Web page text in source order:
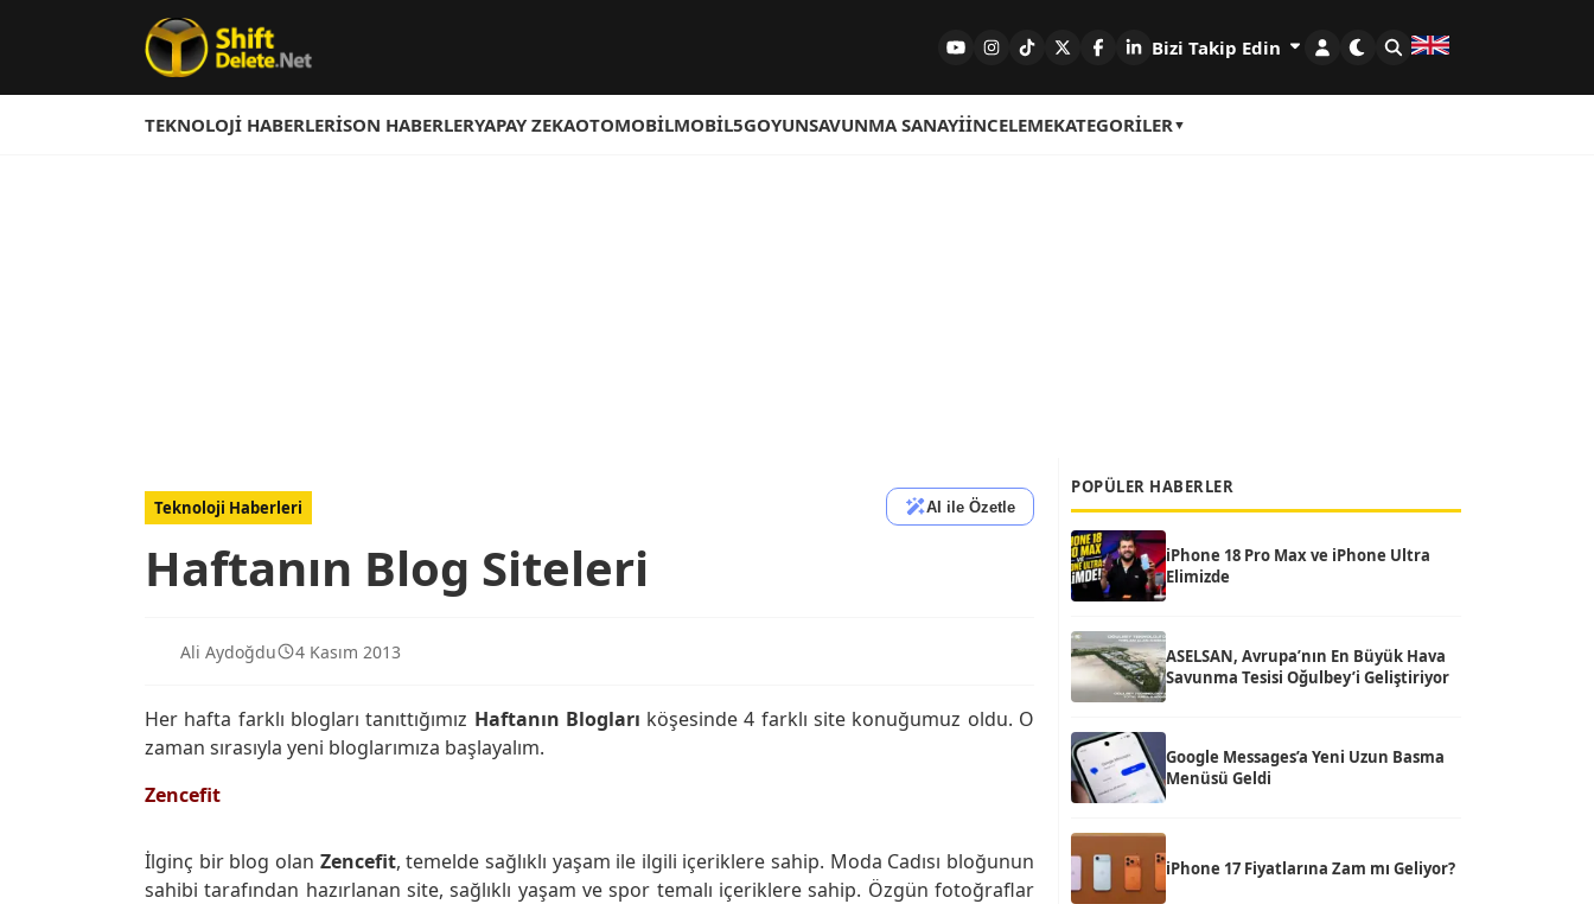
Bizi Takip Edin
TEKNOLOJI HABERLERISON HABERLERYAPAY ZEKAOTOMOBILMOBIL5GOYUNSAVUNMA SANAYIİNCELEMEKATEGORILER
Teknoloji Haberleri AI ile Özetle
Haftanın Blog Siteleri
Ali Aydoğdu 4 Kasım 2013
Her hafta farklı blogları tanıttığımız Haftanın Blogları köşesinde 4 farklı site konuğumuz oldu. O
zaman sırasıyla yeni bloglarımıza başlayalım.
Zencefit
İlginç bir blog olan Zencefit, temelde sağlıklı yaşam ile ilgili içeriklere sahip. Moda Cadısı bloğunun
sahibi tarafından hazırlanan site, sağlıklı yaşam ve spor temalı içeriklere sahip. Özgün fotoğraflar
POPÜLER HABERLER
iPhone 18 Pro Max ve iPhone Ultra
Elimizde
ASELSAN, Avrupa’nın En Büyük Hava
Savunma Tesisi Oğulbey’i Geliştiriyor
Google Messages’a Yeni Uzun Basma
Menüsü Geldi
iPhone 17 Fiyatlarına Zam mı Geliyor?